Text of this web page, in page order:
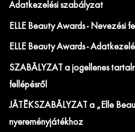
Adatkezelési szabályzat
ELLE Beauty Awards - Nevezési
ELLE Beauty Awards -
SZABÁLYZAT a jogellenes
fellépésről
JÁTÉKSZABÁLYZAT a „Elle
nyereményjátékhoz